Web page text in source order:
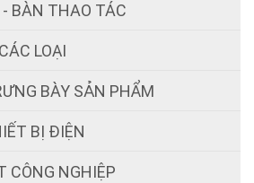
BÀN THAO TÁC
LOẠI
BÀY SẢN PHẨM
BỊ ĐIỆN
CÔNG NGHIỆP
nhân
công nhân giá rẻ 199,000 cái đ